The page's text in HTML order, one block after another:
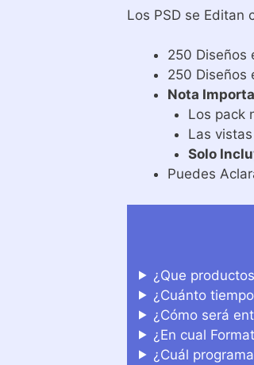
Los PSD se Editan
250 Diseños
250 Diseños
Nota
Los pack
Las
Solo
Puedes
¿Que
¿Cuánto
¿Cómo será
¿En cual
¿Cuál